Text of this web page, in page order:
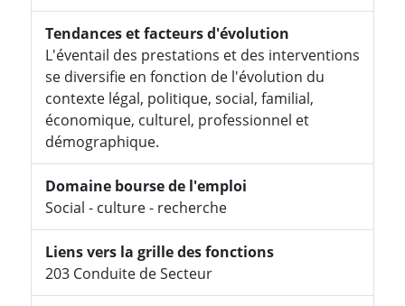
Tendances et facteurs d'évolution
L'éventail des prestations et des interventions
se diversifie en fonction de l'évolution du
contexte légal, politique, social, familial,
économique, culturel, professionnel et
démographique.
Domaine bourse de l'emploi
Social - culture - recherche
Liens vers la grille des fonctions
203 Conduite de Secteur